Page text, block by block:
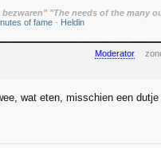
"The needs of the many
of fame - Heldin
Moderator
wat eten, misschien een dutje